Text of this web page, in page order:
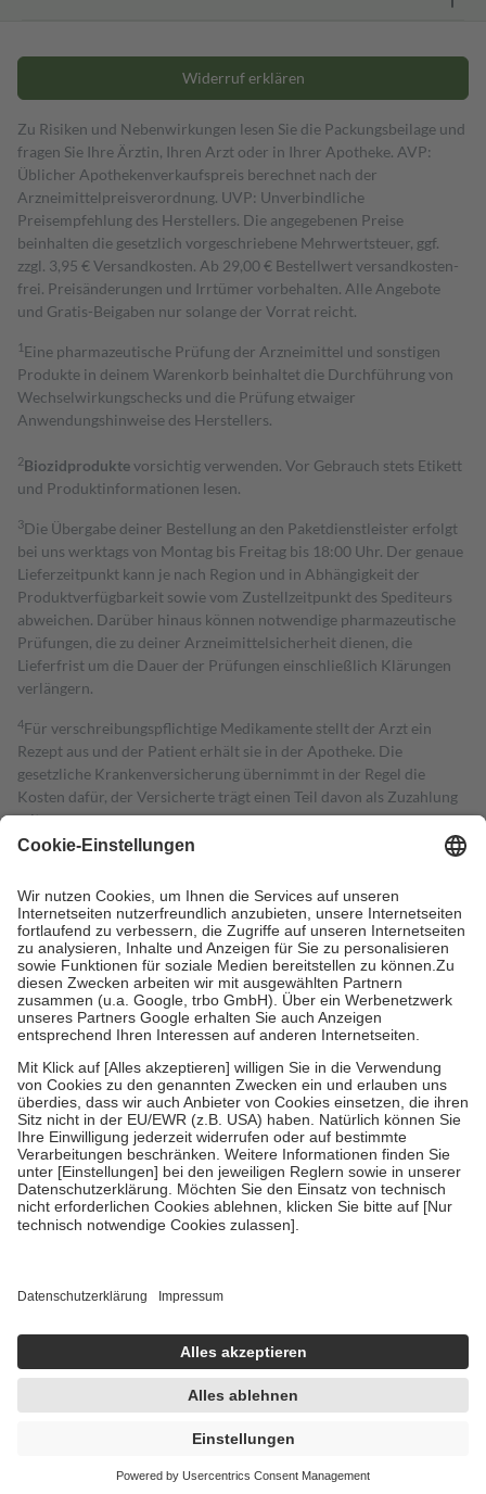
Widerruf erklären
Zu Risiken und Nebenwirkungen lesen Sie die Packungsbeilage und
fragen Sie Ihre Ärztin, Ihren Arzt oder in Ihrer Apotheke. AVP:
Üblicher Apothekenverkaufspreis berechnet nach der
Arzneimittelpreisverordnung. UVP: Unverbindliche
Preisempfehlung des Herstellers. Die angegebenen Preise
beinhalten die gesetzlich vorgeschriebene Mehrwertsteuer, ggf.
zzgl. 3,95 € Versandkosten. Ab 29,00 € Bestell­wert versand­kosten­
frei. Preisänderungen und Irrtümer vorbehalten. Alle Angebote
und Gratis-Beigaben nur solange der Vorrat reicht.
1 Eine pharmazeutische Prüfung der Arzneimittel und sonstigen
Produkte in deinem Warenkorb beinhaltet die Durchführung von
Wechselwirkungschecks und die Prüfung etwaiger
Anwendungshinweise des Herstellers.
2Biozidproduktevorsichtig verwenden. Vor Gebrauch stets Etikett
und Produktinformationen lesen.
3Die Übergabe deiner Bestellung an den Paketdienstleister erfolgt
bei uns werktags von Montag bis Freitag bis 18:00 Uhr. Der genaue
Lieferzeitpunkt kann je nach Region und in Abhängigkeit der
Produktverfügbarkeit sowie vom Zustellzeitpunkt des Spediteurs
abweichen. Darüber hinaus können notwendige pharmazeutische
Prüfungen, die zu deiner Arzneimittelsicherheit dienen, die
Lieferfrist um die Dauer der Prüfungen einschließlich Klärungen
verlängern.
4Für verschreibungspflichtige Medikamente stellt der Arzt ein
Rezept aus und der Patient erhält sie in der Apotheke. Die
gesetzliche Krankenversicherung übernimmt in der Regel die
Kosten dafür, der Versicherte trägt einen Teil davon als Zuzahlung
mit.
Grundsätzlich leisten Mitglieder Zuzahlungen in Höhe von zehn
höchstens zehn Euro.
Es sind jedoch nie mehr als die tatsächlichen
Kosten der Leistung zu entrichten.
Diese Regeln gelten grundsätzlich auch für Online-Apotheken.
Bei Heilmitteln und häuslicher Krankenpflege beträgt die
Zuzahlung zehn Prozent der Kosten sowie zehn Euro je
Verordnung.
Um das Engagement der Versicherten für ihre eigene Gesundheit zu
stärken und die besondere Stellung der Familie zu unterstützen,
fallenkeine Zuzahlungenan bei:
• Kindern und Jugendlichen bis zum vollendeten 18. Lebensjahr
mit Ausnahme der Fahrkosten
• Untersuchungen zur Vorsorge und Früherkennung, die von der
GKV getragen werden
• empfohlenen Schutzimpfungen
• Harn- und Blutteststreifen
getroffen, um sicherzustellen, dass es sich um echte Bewertungen
https://help.etrusted.com/hc/de/articles/4419944605341
Einige Bilder und Inhalte wurden unter Zuhilfenahme künstlicher